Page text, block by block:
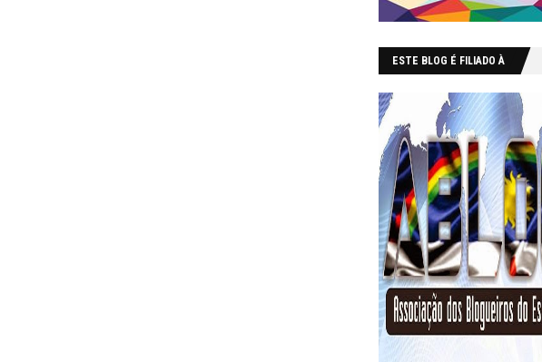
ESTE BLOG É FILIADO À